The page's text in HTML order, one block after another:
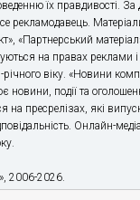
їх правдивості. За
рекламодавець.
«Партнерський
на правах реклами
річного віку. «Новини
події та
на пресрелізах, які
Онлайн-
2006-2026.